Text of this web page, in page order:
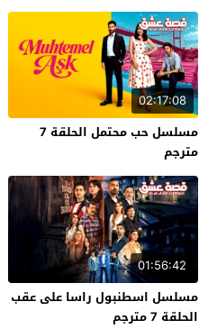
02:17:08
مسلسل حب محتمل الحلقة 7
مترجم
01:56:42
مسلسل اسطنبول راسا على عقب
الحلقة 7 مترجم